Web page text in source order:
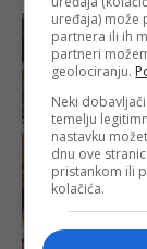
uređaja) može
partnera ili ih
partneri
geolociranju.
Neki
temelju
nastavku
dnu ove
pristankom ili
kolačića.